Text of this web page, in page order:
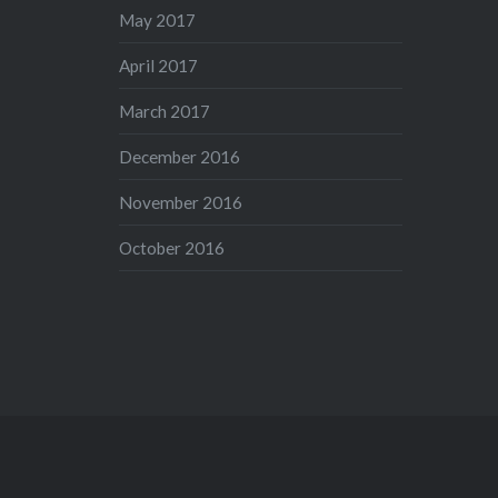
May 2017
April 2017
March 2017
December 2016
November 2016
October 2016